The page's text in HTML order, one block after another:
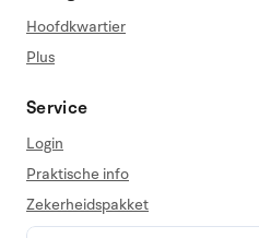
Hoofdkwartier
Plus
Service
Login
Praktische info
Zekerheidspakket